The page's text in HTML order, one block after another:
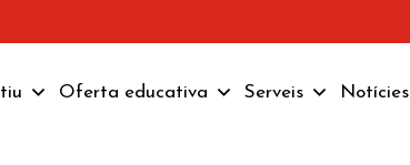
Oferta educativa Serveis Notícies